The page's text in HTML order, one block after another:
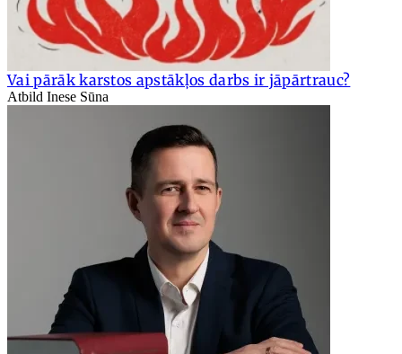
Vai pārāk karstos apstākļos darbs ir jāpārtrauc?
Atbild Inese Sūna